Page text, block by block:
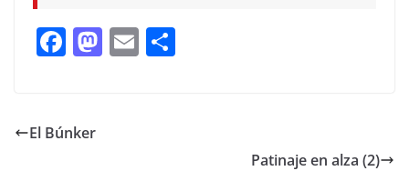
F
b
M E
El Búnker
Patinaje en alza (2)